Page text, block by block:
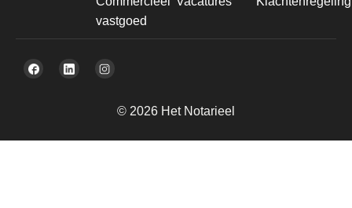
vastgoed
© 2026 Het Notarieel